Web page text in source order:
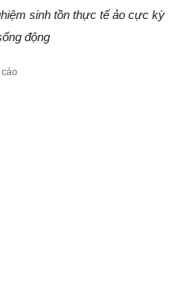
sinh tồn thực tế ảo cực kỳ
động